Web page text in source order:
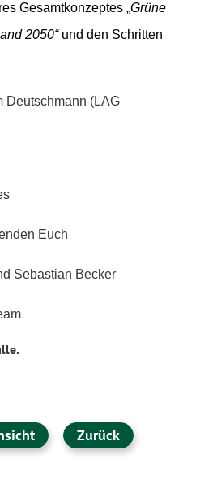
Gesamtkonzeptes „Grüne
2050“und den Schritten
Deutschmann (LAG
Euch
Sebastian Becker
Zurück